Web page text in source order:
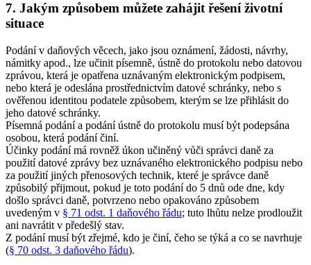
7. Jakým způsobem můžete zahájit řešení životní
situace
Podání v daňových věcech, jako jsou oznámení, žádosti, návrhy,
námitky apod., lze učinit písemně, ústně do protokolu nebo datovou
zprávou, která je opatřena uznávaným elektronickým podpisem,
nebo která je odeslána prostřednictvím datové schránky, nebo s
ověřenou identitou podatele způsobem, kterým se lze přihlásit do
jeho datové schránky.
Písemná podání a podání ústně do protokolu musí být podepsána
osobou, která podání činí.
Účinky podání má rovněž úkon učiněný vůči správci daně za
použití datové zprávy bez uznávaného elektronického podpisu nebo
za použití jiných přenosových technik, které je správce daně
způsobilý přijmout, pokud je toto podání do 5 dnů ode dne, kdy
došlo správci daně, potvrzeno nebo opakováno způsobem
uvedeným v § 71 odst. 1 daňového řádu; tuto lhůtu nelze prodloužit
ani navrátit v předešlý stav.
Z podání musí být zřejmé, kdo je činí, čeho se týká a co se navrhuje
(§ 70 odst. 3 daňového řádu).